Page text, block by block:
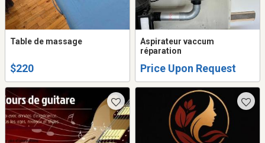
Table de massage
$220
Aspirateur vaccum
réparation
Price Upon Request